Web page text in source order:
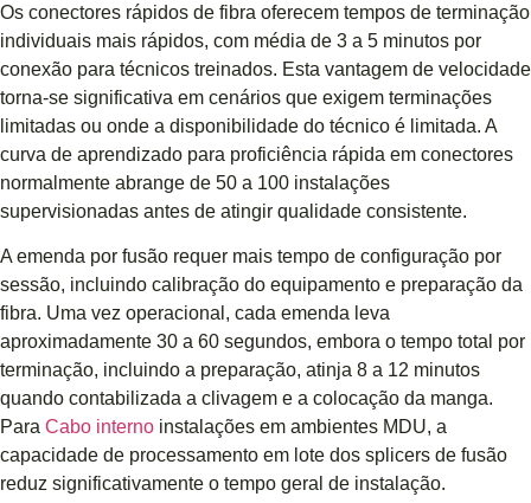
Os conectores rápidos de fibra oferecem tempos de terminação
individuais mais rápidos, com média de 3 a 5 minutos por
conexão para técnicos treinados. Esta vantagem de velocidade
torna-se significativa em cenários que exigem terminações
limitadas ou onde a disponibilidade do técnico é limitada. A
curva de aprendizado para proficiência rápida em conectores
normalmente abrange de 50 a 100 instalações
supervisionadas antes de atingir qualidade consistente.
A emenda por fusão requer mais tempo de configuração por
sessão, incluindo calibração do equipamento e preparação da
fibra. Uma vez operacional, cada emenda leva
aproximadamente 30 a 60 segundos, embora o tempo total por
terminação, incluindo a preparação, atinja 8 a 12 minutos
quando contabilizada a clivagem e a colocação da manga.
Para Cabo interno instalações em ambientes MDU, a
capacidade de processamento em lote dos splicers de fusão
reduz significativamente o tempo geral de instalação.